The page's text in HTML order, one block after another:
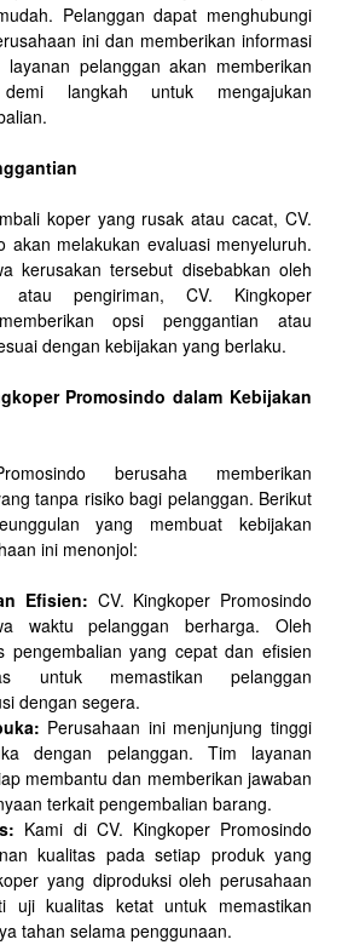
Pelanggan dapat menghubungi
ini dan memberikan informasi
pelanggan akan memberikan
langkah untuk mengajukan
koper yang rusak atau cacat, CV.
akan melakukan evaluasi menyeluruh.
kerusakan tersebut disebabkan oleh
atau pengiriman, CV. Kingkoper
opsi penggantian atau
dengan kebijakan yang berlaku.
Promosindo dalam Kebijakan
berusaha memberikan
tanpa risiko bagi pelanggan. Berikut
yang membuat kebijakan
ini menonjol:
Efisien: CV. Kingkoper Promosindo
waktu pelanggan berharga. Oleh
pengembalian yang cepat dan efisien
untuk memastikan pelanggan
dengan segera.
Perusahaan ini menjunjung tinggi
dengan pelanggan. Tim layanan
membantu dan memberikan jawaban
terkait pengembalian barang.
Kami di CV. Kingkoper Promosindo
kualitas pada setiap produk yang
yang diproduksi oleh perusahaan
uji kualitas ketat untuk memastikan
tahan selama penggunaan.